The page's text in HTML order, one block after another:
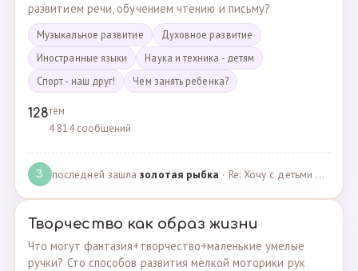
развитием речи, обучением чтению и письму?
Музыкальное развитие
Духовное развитие
Иностранные языки
Наука и техника - детям
Спорт - наш друг!
Чем занять ребенка?
128тем
4 814 сообщений
З последней зашлазолотая рыбка · Re: Хочу с детьми поехать на следующей неделе в Сан… · 19.05.2024
Творчество как образ жизни
Что могут фантазия+творчество+маленькие умелые
ручки? Сто способов развития мелкой моторики рук